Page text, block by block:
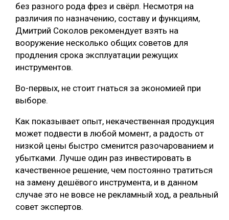
без разного рода фрез и свёрл. Несмотря на
различия по назначению, составу и функциям,
Дмитрий Соколов рекомендует взять на
вооружение несколько общих советов для
продления срока эксплуатации режущих
инструментов.
Во-первых, не стоит гнаться за экономией при
выборе.
Как показывает опыт, некачественная продукция
может подвести в любой момент, а радость от
низкой цены быстро сменится разочарованием и
убытками. Лучше один раз инвестировать в
качественное решение, чем постоянно тратиться
на замену дешёвого инструмента, и в данном
случае это не вовсе не рекламный ход, а реальный
совет экспертов.